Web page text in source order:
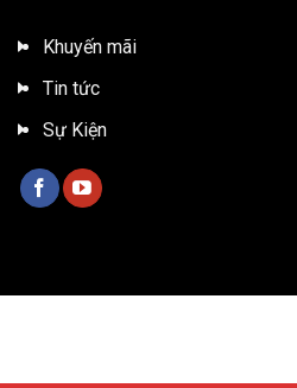
Khuyến mãi
Tin tức
Sự Kiện